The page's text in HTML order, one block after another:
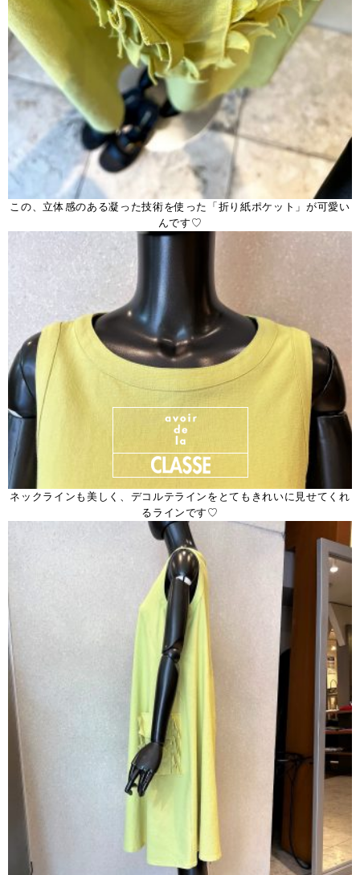
この、立体感のある凝った技術を使った「折り紙ポケット」が可愛い
んです♡
ネックラインも美しく、デコルテラインをとてもきれいに見せてくれ
るラインです♡